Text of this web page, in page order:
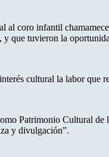
coro infantil
que tuvieron la
cultural la labor
Patrimonio Cultural
y divulgación”.